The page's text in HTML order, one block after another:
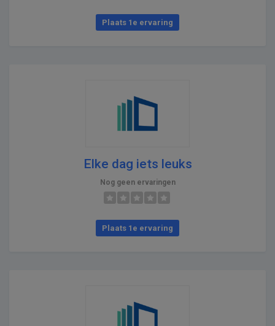
Plaats 1e ervaring
Elke dag iets leuks
Nog geen ervaringen
Plaats 1e ervaring